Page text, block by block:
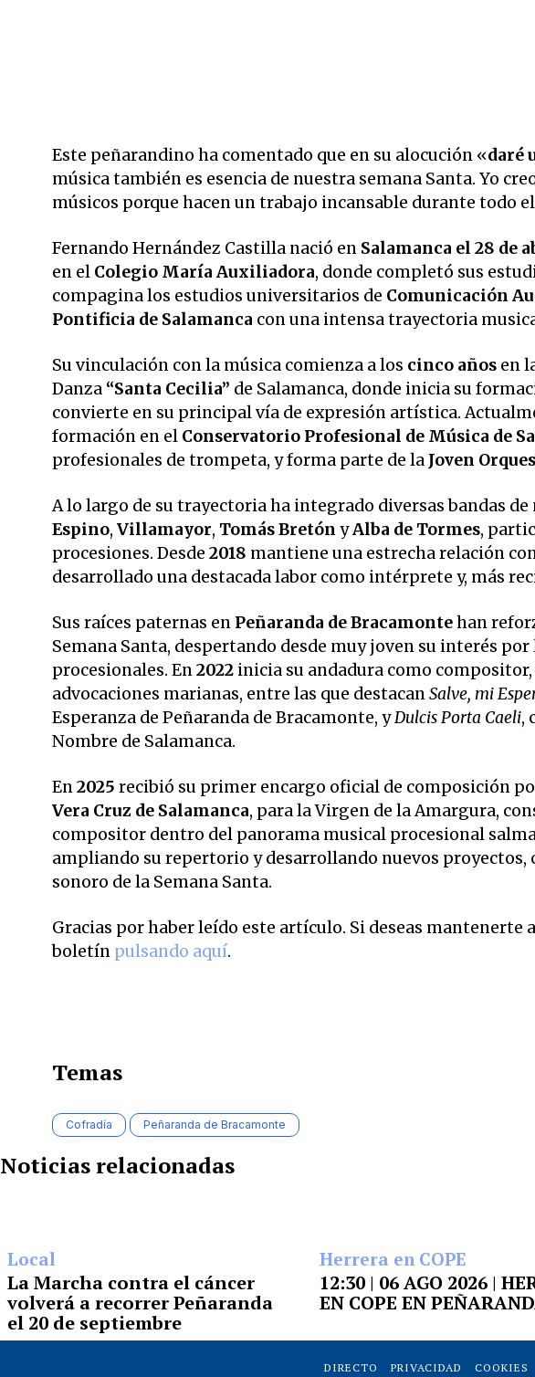
Este peñarandino ha comentado que en su alocución «daré
música también es esencia de nuestra semana Santa. Yo
músicos porque hacen un trabajo incansable durante todo
Fernando Hernández Castilla nació en Salamanca el 28 de
en el Colegio María Auxiliadora, donde completó sus
compagina los estudios universitarios de Comunicación
Pontificia de Salamanca con una intensa trayectoria
Su vinculación con la música comienza a los cinco años en
Danza “Santa Cecilia” de Salamanca, donde inicia su
convierte en su principal vía de expresión artística.
formación en el Conservatorio Profesional de Música de
profesionales de trompeta, y forma parte de la Joven
A lo largo de su trayectoria ha integrado diversas bandas
Espino, Villamayor, Tomás Bretón yAlba de Tormes,
procesiones. Desde 2018 mantiene una estrecha relación
desarrollado una destacada labor como intérprete y, más
Sus raíces paternas en Peñaranda de Bracamontehan
Semana Santa, despertando desde muy joven su interés
procesionales. En2022 inicia su andadura como
advocaciones marianas, entre las que destacanSalve, mi
Esperanza de Peñaranda de Bracamonte, yDulcis Porta Caeli,
Nombre de Salamanca.
En2025 recibió su primer encargo oficial de composición
Vera Cruz de Salamanca, para la Virgen de la Amargura,
compositor dentro del panorama musical procesional
ampliando su repertorio y desarrollando nuevos
sonoro de la Semana Santa.
Gracias por haber leído este artículo. Si deseas mantenerte
boletín pulsando aquí.
Temas
Cofradía Peñaranda de Bracamonte
Noticias relacionadas
Local
La Marcha contra el cáncer
volverá a recorrer Peñaranda
el 20 de septiembre
Herrera en COPE
12:30 | 06 AGO 2026 |
EN COPE EN
DIRECTO PRIVACIDAD COOKIES